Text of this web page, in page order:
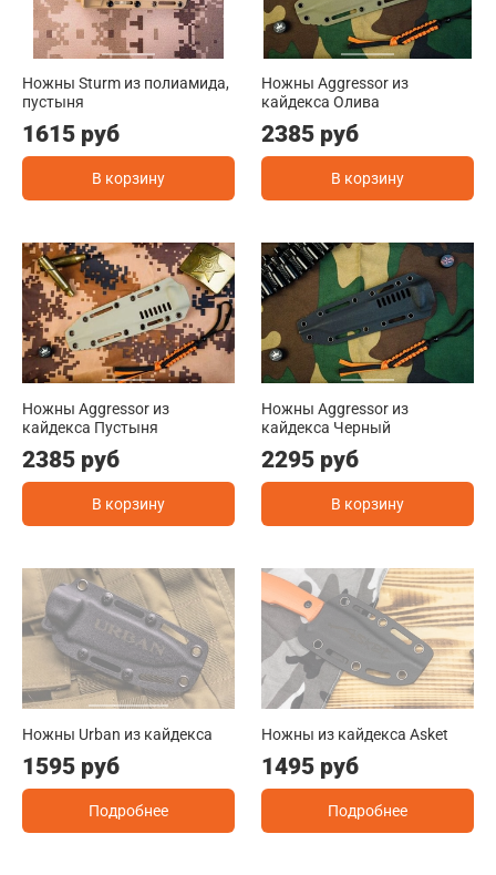
Ножны Sturm из полиамида,
пустыня
1615 руб
В корзину
Ножны Aggressor из
кайдекса Олива
2385 руб
В корзину
Ножны Aggressor из
кайдекса Пустыня
2385 руб
В корзину
Ножны Aggressor из
кайдекса Черный
2295 руб
В корзину
Ножны Urban из кайдекса
1595 руб
Подробнее
Ножны из кайдекса Asket
1495 руб
Подробнее